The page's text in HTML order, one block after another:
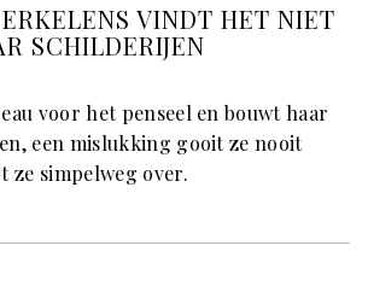
VINDT HET NIET
SCHILDERIJEN
voor het penseel en bouwt haar
een mislukking gooit ze nooit
ze simpelweg over.